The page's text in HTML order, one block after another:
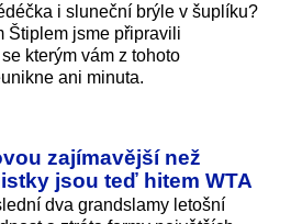
i sluneční brýle v šuplíku?
Štiplem jsme připravili
kterým vám z tohoto
ani minuta.
zajímavější než
jsou teď hitem WTA
dva grandslamy letošní